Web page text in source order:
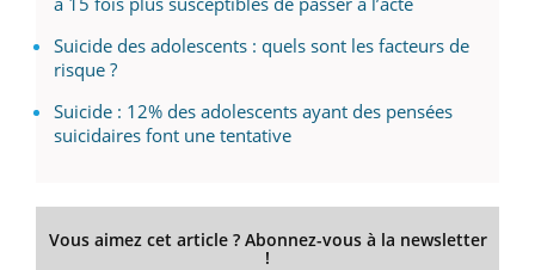
Suicide des adolescents : quels sont les facteurs de
risque ?
Suicide : 12% des adolescents ayant des pensées
suicidaires font une tentative
Vous aimez cet article ? Abonnez-vous à la newsletter
!